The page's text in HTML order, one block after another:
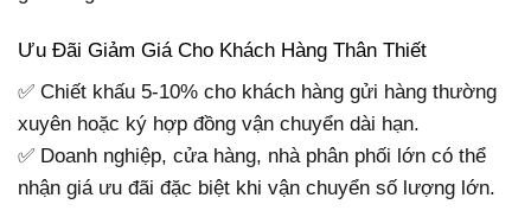
Ưu Đãi Giảm Giá Cho Khách Hàng Thân Thiết
✅ Chiết khấu 5-10% cho khách hàng gửi hàng thường
xuyên hoặc ký hợp đồng vận chuyển dài hạn.
✅ Doanh nghiệp, cửa hàng, nhà phân phối lớn có thể
nhận giá ưu đãi đặc biệt khi vận chuyển số lượng lớn.